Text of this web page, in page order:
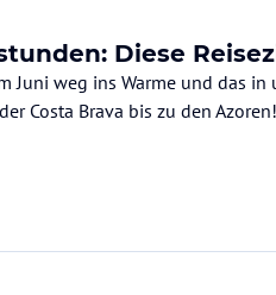
Diese
Juni weg ins Warme und das
Costa Brava bis zu den Azoren!